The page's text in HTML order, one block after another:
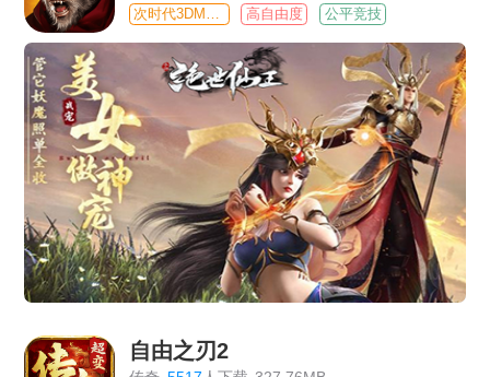
高自由度 公平竞技
自由之刃2